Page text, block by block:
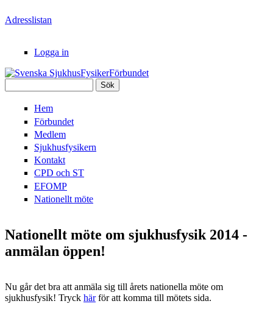
Adresslistan
Logga in
SjukhusFysikerFörbundet
Hem
Förbundet
Medlem
Sjukhusfysikern
Kontakt
CPD och ST
EFOMP
Nationellt möte
Nationellt möte om sjukhusfysik 2014 -
anmälan öppen!
Nu går det bra att anmäla sig till årets nationella möte om
sjukhusfysik! Tryck härför att komma till mötets sida.